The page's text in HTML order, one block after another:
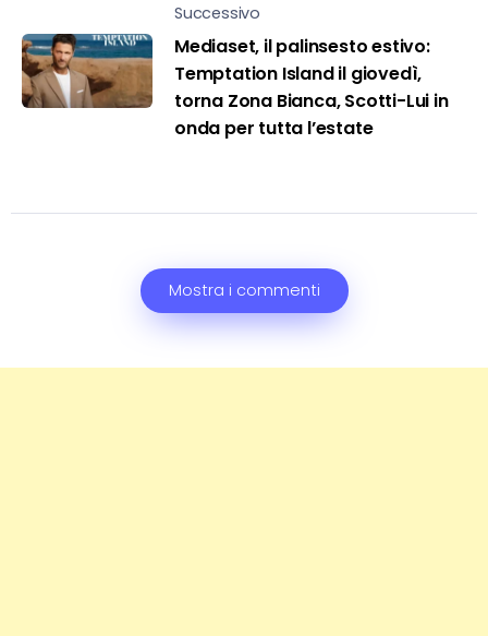
Successivo
Mediaset, il palinsesto estivo:
Temptation Island il giovedì,
torna Zona Bianca, Scotti-Lui in
onda per tutta l’estate
Mostra i commenti